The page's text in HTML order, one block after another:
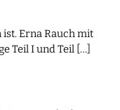
Erna Rauch mit
Teil I und Teil […]